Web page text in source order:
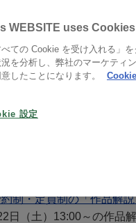
▶新型コロナウイ
写真展 「瞬間の顔
2021年5月20日（木）～5
日15:00まで 休館日:5月
制・定員制の「作品解
日（土）13:00～の作品解
WEBSITE uses Cookies
べての Cookie を受け入れる」
況を分析し、弊社のマーケティ
したことになります。
設定